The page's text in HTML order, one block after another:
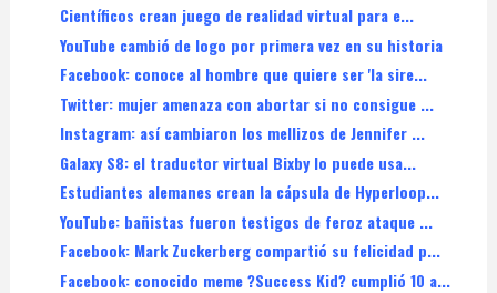
Científicos crean juego de realidad virtual para e...
YouTube cambió de logo por primera vez en su historia
Facebook: conoce al hombre que quiere ser 'la sire...
Twitter: mujer amenaza con abortar si no consigue ...
Instagram: así cambiaron los mellizos de Jennifer ...
Galaxy S8: el traductor virtual Bixby lo puede usa...
Estudiantes alemanes crean la cápsula de Hyperloop...
YouTube: bañistas fueron testigos de feroz ataque ...
Facebook: Mark Zuckerberg compartió su felicidad p...
Facebook: conocido meme ?Success Kid? cumplió 10 a...